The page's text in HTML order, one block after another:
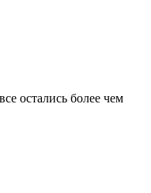
остались более чем